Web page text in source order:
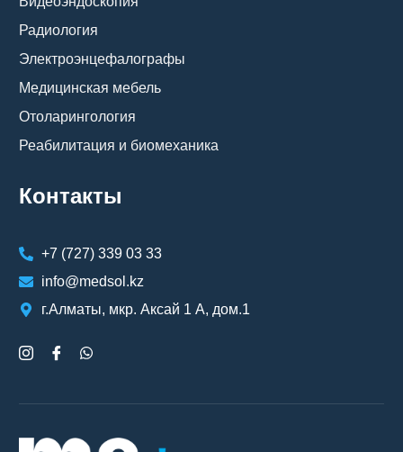
Радиология
Электроэнцефалографы
Медицинская мебель
Отоларингология
Реабилитация и биомеханика
Контакты
+7 (727) 339 03 33
info@medsol.kz
г.Алматы, мкр. Аксай 1 А, дом.1